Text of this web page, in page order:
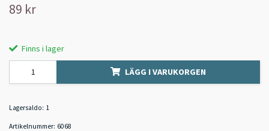
89 kr
Finns i lager
LÄGG I VARUKORGEN
Lagersaldo: 1
Artikelnummer: 6068